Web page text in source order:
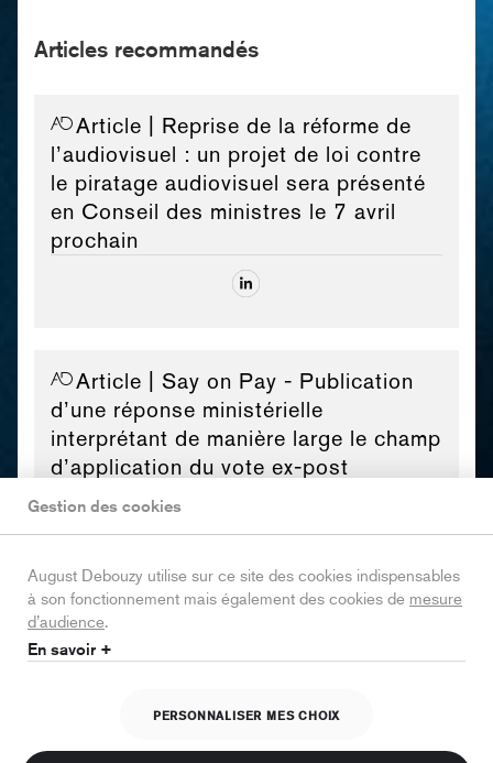
Articles recommandés
Article | Reprise de la réforme de
l’audiovisuel : un projet de loi contre
le piratage audiovisuel sera présenté
en Conseil des ministres le 7 avril
prochain
Article | Say on Pay - Publication
d’une réponse ministérielle
interprétant de manière large le champ
d’application du vote ex-post
suspensif
Article
Les cryptomonnaies dans le viseur de
Gestion des cookies
August Debouzy utilise sur ce site des cookies indispensables
à son fonctionnement mais également des cookies de mesure
d’audience.
En savoir +
PERSONNALISER MES CHOIX